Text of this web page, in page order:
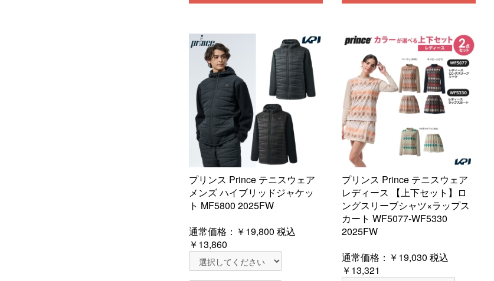
プリンス Prince テニスウェア
メンズ ハイブリッドジャケッ
ト MF5800 2025FW
通常価格： ￥19,800 税込
￥13,860
プリンス Prince テニスウェア
レディース 【上下セット】ロ
ングスリーブシャツ×ラップス
カート WF5077-WF5330
2025FW
通常価格： ￥19,030 税込
￥13,321